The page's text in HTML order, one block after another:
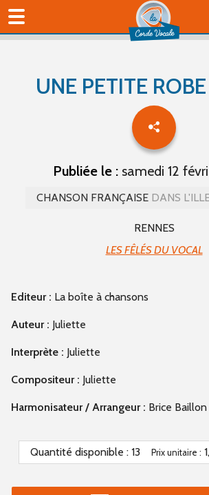
UNE PETITE
Publiée le : samedi 12
CHANSON FRANÇAISE DANS
RENNES
LES FÊLÉS DU VOCAL
Editeur : La boîte à chansons
Auteur : Juliette
Interprète : Juliette
Compositeur : Juliette
Harmonisateur / Arrangeur : Brice Baillon
Quantité disponible : 13 Prix unitaire :